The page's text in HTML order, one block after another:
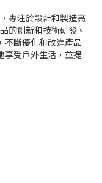
專注於設計和製造高
的創新和技術研發。
不斷優化和改進產品
享受戶外生活，並提